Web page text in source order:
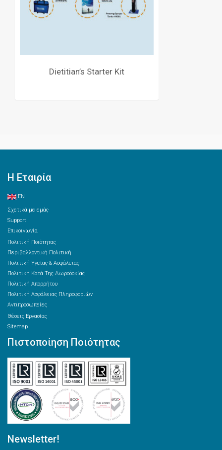
Dietitian’s Starter Kit
Η Εταιρία
EN
Σχετικά με εμάς
Support
Επικοινωνία
Πολιτική Ποιότητας
Περιβαλλοντική Πολιτική
Πολιτική Υγείας & Ασφάλειας
Πολιτική Κατά Της Δωροδοκίας
Πολιτική Απορρήτου
Πολιτική Ασφάλειας Πληροφοριών
Αντιπροσωπείες
Θέσεις Εργασίας
Sitemap
Πιστοποίηση Ποιότητας
Newsletter!